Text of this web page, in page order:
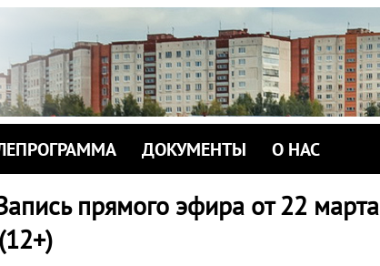
ДОКУМЕНТЫ О НАС
прямого эфира от 22 марта